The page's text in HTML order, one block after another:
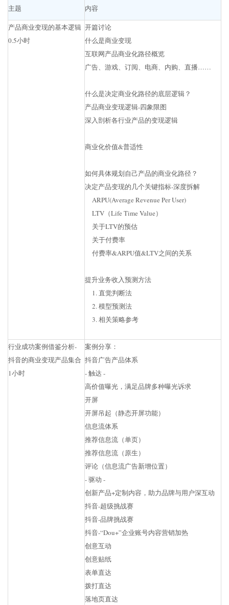
主题 内容
产品商业变现的基本逻辑
0.5小时
开篇讨论
什么是商业变现
互联网产品商业化路径概览
广告、游戏、订阅、电商、内购、直播……
什么是决定商业化路径的底层逻辑？
产品商业变现逻辑-四象限图
深入剖析各行业产品的变现逻辑
商业化价值&普适性
如何具体规划自己产品的商业化路径？
决定产品变现的几个关键指标-深度拆解
ARPU(Average Revenue Per User)
LTV（Life Time Value）
关于LTV的预估
关于付费率
付费率&ARPU值&LTV之间的关系
提升业务收入预测方法
1. 直觉判断法
2. 模型预测法
3. 相关策略参考
行业成功案例借鉴分析-
抖音的商业变现产品集合
1小时
案例分享：
抖音广告产品体系
- 触达 -
高价值曝光，满足品牌多种曝光诉求
开屏
开屏吊起（静态开屏功能）
信息流体系
推荐信息流（单页）
推荐信息流（原生）
评论（信息流广告新增位置）
- 驱动 -
创新产品+定制内容，助力品牌与用户深互动
抖音-超级挑战赛
抖音-品牌挑战赛
抖音-“Dou+”企业账号内容营销加热
创意互动
创意贴纸
表单直达
拨打直达
落地页直达